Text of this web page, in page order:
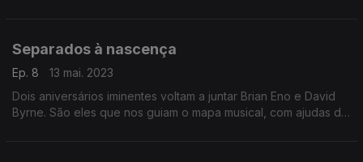
Separados à nascença
Ep. 8
13 mai. 2023
Dois aniversários iminentes voltam a juntar Brian Eno e David
Byrne. São eles que nos guiam o mapa musical, com ajudas de